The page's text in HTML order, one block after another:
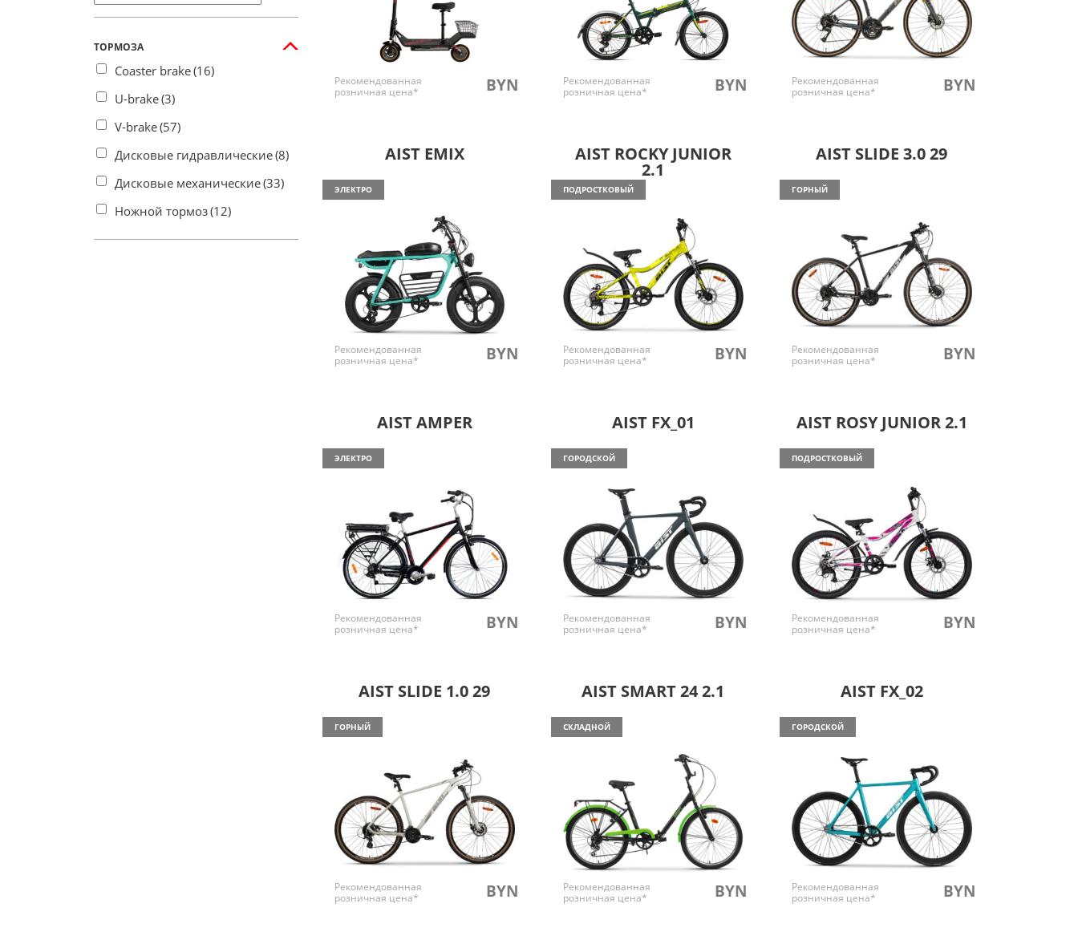
ТОРМОЗА
Coaster brake(16)
U-brake(3)
V-brake(57)
Дисковые гидравлические(8)
Дисковые механические(33)
Ножной тормоз(12)
Рекомендованная
розничная цена*
BYN
Рекомендованная
розничная цена*
BYN
Рекомендованная
розничная цена*
BYN
AIST EMIX
ЭЛЕКТРО
Рекомендованная
розничная цена*
BYN
AIST ROCKY JUNIOR
2.1
ПОДРОСТКОВЫЙ
Рекомендованная
розничная цена*
BYN
AIST SLIDE 3.0 29
ГОРНЫЙ
Рекомендованная
розничная цена*
BYN
AIST AMPER
ЭЛЕКТРО
Рекомендованная
розничная цена*
BYN
AIST FX_01
ГОРОДСКОЙ
Рекомендованная
розничная цена*
BYN
AIST ROSY JUNIOR 2.1
ПОДРОСТКОВЫЙ
Рекомендованная
розничная цена*
BYN
AIST SLIDE 1.0 29
ГОРНЫЙ
Рекомендованная
розничная цена*
BYN
AIST SMART 24 2.1
СКЛАДНОЙ
Рекомендованная
розничная цена*
BYN
AIST FX_02
ГОРОДСКОЙ
Рекомендованная
розничная цена*
BYN